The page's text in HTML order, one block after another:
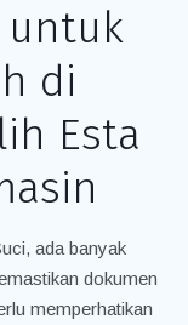
untuk
di
Esta
ada banyak
dokumen
memperhatikan